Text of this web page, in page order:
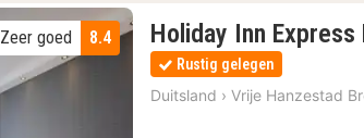
8.4
Zeer goed Holiday Inn
Rustig gelegen
Duitsland › Vrije Hanzestad